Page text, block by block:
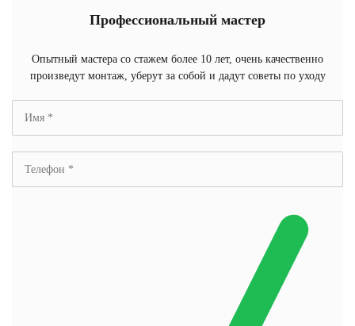
Профессиональный мастер
Опытный мастера со стажем более 10 лет, очень качественно
произведут монтаж, уберут за собой и дадут советы по уходу